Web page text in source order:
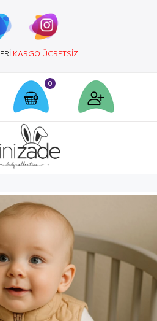
KARGO ÜCRETSİZ.
0